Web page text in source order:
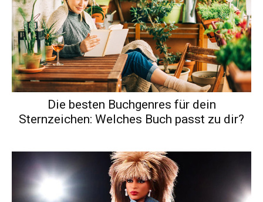
Die besten Buchgenres für dein
Sternzeichen: Welches Buch passt zu dir?